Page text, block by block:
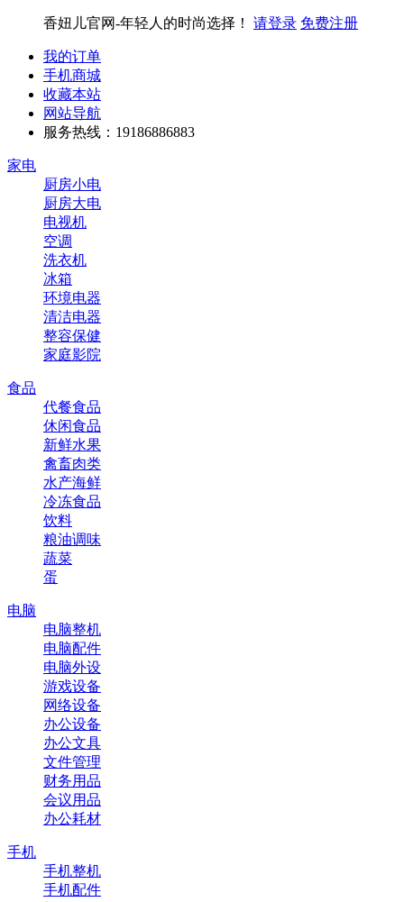
香妞儿官网-年轻人的时尚选择！ 请登录 免费注册
我的订单
手机商城
收藏本站
网站导航
服务热线：19186886883
家电
厨房小电
厨房大电
电视机
空调
洗衣机
冰箱
环境电器
清洁电器
整容保健
家庭影院
食品
代餐食品
休闲食品
新鲜水果
禽畜肉类
水产海鲜
冷冻食品
饮料
粮油调味
蔬菜
蛋
电脑
电脑整机
电脑配件
电脑外设
游戏设备
网络设备
办公设备
办公文具
文件管理
财务用品
会议用品
办公耗材
手机
手机整机
手机配件